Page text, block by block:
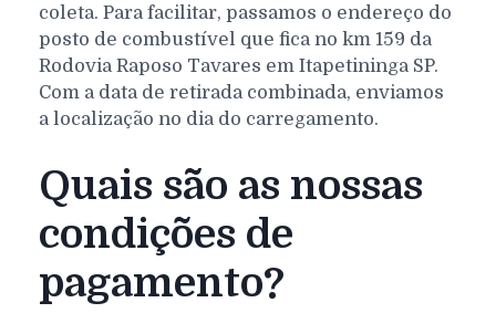
coleta. Para facilitar, passamos o endereço do
posto de combustível que fica no km 159 da
Rodovia Raposo Tavares em Itapetininga SP.
Com a data de retirada combinada, enviamos
a localização no dia do carregamento.
Quais são as nossas
condições de
pagamento?